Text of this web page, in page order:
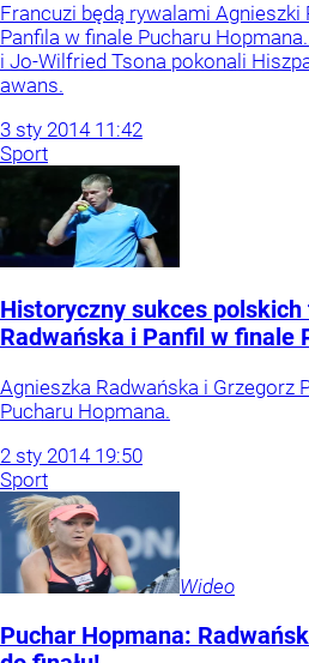
Francuzi będą rywalami Agnieszki
Panfila w finale Pucharu
i Jo-Wilfried Tsona pokonali
awans.
3 sty 2014 11:42
Sport
Historyczny sukces
Radwańska i Panfil w finale
Agnieszka Radwańska i Grzegorz
Pucharu Hopmana.
2 sty 2014 19:50
Sport
Wideo
Puchar Hopmana: